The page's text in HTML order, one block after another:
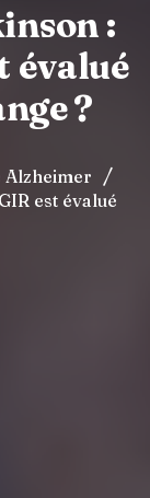
:
évalué
?
Alzheimer /
est évalué